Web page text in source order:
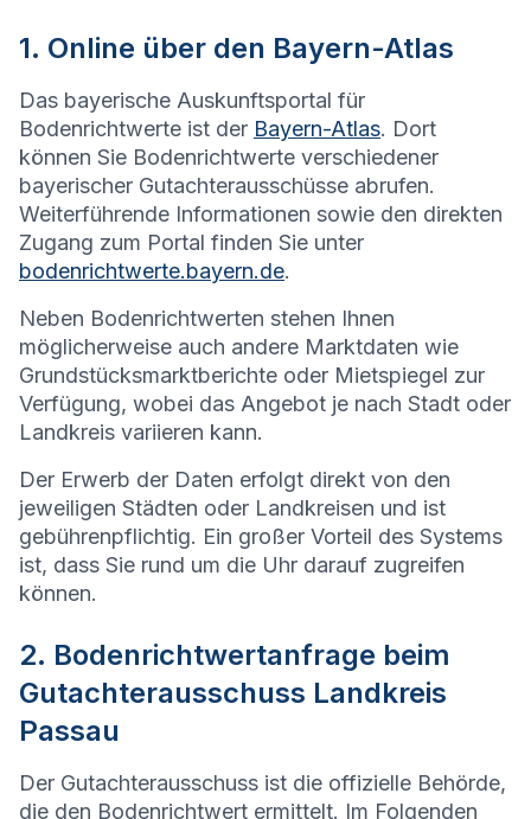
1. Online über den Bayern-Atlas
Das bayerische Auskunftsportal für
Bodenrichtwerte ist der Bayern-Atlas. Dort
können Sie Bodenrichtwerte verschiedener
bayerischer Gutachterausschüsse abrufen.
Weiterführende Informationen sowie den direkten
Zugang zum Portal finden Sie unter
bodenrichtwerte.bayern.de.
Neben Bodenrichtwerten stehen Ihnen
möglicherweise auch andere Marktdaten wie
Grundstücksmarktberichte oder Mietspiegel zur
Verfügung, wobei das Angebot je nach Stadt oder
Landkreis variieren kann.
Der Erwerb der Daten erfolgt direkt von den
jeweiligen Städten oder Landkreisen und ist
gebührenpflichtig. Ein großer Vorteil des Systems
ist, dass Sie rund um die Uhr darauf zugreifen
können.
2. Bodenrichtwertanfrage beim
Gutachterausschuss Landkreis
Passau
Der Gutachterausschuss ist die offizielle Behörde,
die den Bodenrichtwert ermittelt. Im Folgenden